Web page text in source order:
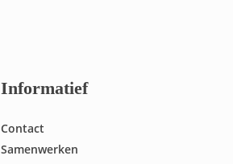
Informatief
Contact
Samenwerken